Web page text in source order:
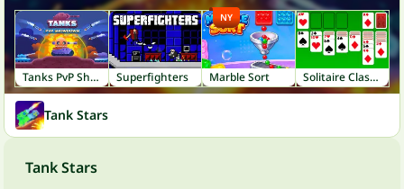
Tanks PvP Showdown Superfighters Marble Sort
NY
Solitaire Classic
Tank Stars
Tank Stars